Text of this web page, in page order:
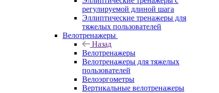
регулируемой длиной шага
Эллиптические тренажеры для
тяжелых пользователей
Велотренажеры
Назад
Велотренажеры
Велотренажеры для тяжелых
пользователей
Велоэргометры
Вертикальные велотренажеры